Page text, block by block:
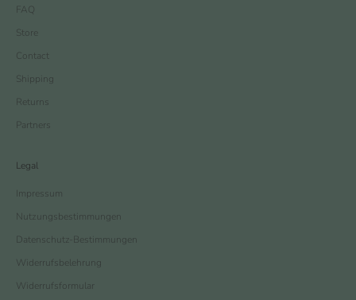
FAQ
Store
Contact
Shipping
Returns
Partners
Legal
Impressum
Nutzungsbestimmungen
Datenschutz-Bestimmungen
Widerrufsbelehrung
Widerrufsformular